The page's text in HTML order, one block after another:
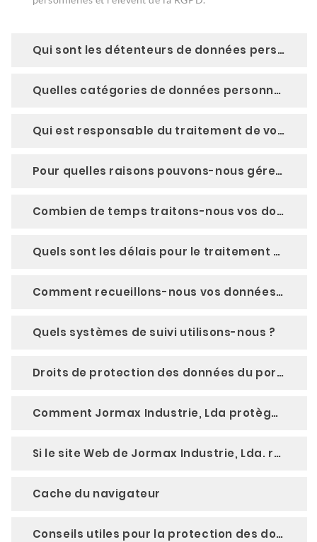
Qui sont les détenteurs de données personnelles ?
Quelles catégories de données personnelles traitons-nous ?
Qui est responsable du traitement de vos données personnelles ?
Pour quelles raisons pouvons-nous gérer vos données personnelles ?
Combien de temps traitons-nous vos données personnelles ?
Quels sont les délais pour le traitement et la conservation des données personnelles ?
Comment recueillons-nous vos données personnelles ?
Quels systèmes de suivi utilisons-nous ?
Droits de protection des données du portail
Comment Jormax Industrie, Lda protège vos données personnelles ?
Si le site Web de Jormax Industrie, Lda. recherche un problème de sécurité
Cache du navigateur
Conseils utiles pour la protection des données